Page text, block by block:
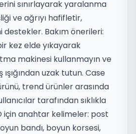
sınırlayarak yaralanma
ve ağrıyı hafifletir,
destekler. Bakım önerileri:
kez elde yıkayarak
makinesi kullanmayın ve
uzak tutun. Case
trend ürünler arasında
tarafından sıklıkla
için anahtar kelimeler: post
bandı, boyun korsesi,